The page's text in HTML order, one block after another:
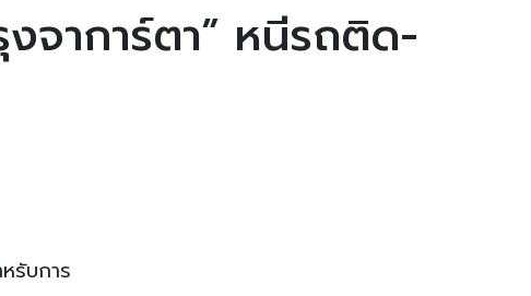
จาการ์ตา” หนีรถติด-
รับการ